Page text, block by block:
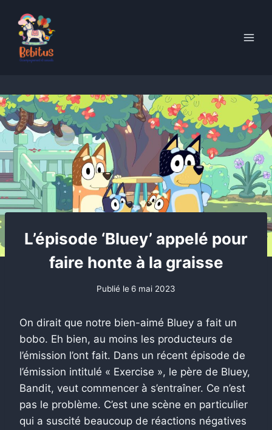
content
L’épisode ‘Bluey’ appelé pour
faire honte à la graisse
Publié le 6 mai 2023
On dirait que notre bien-aimé Bluey a fait un
bobo. Eh bien, au moins les producteurs de
l’émission l’ont fait. Dans un récent épisode de
l’émission intitulé « Exercise », le père de Bluey,
Bandit, veut commencer à s’entraîner. Ce n’est
pas le problème. C’est une scène en particulier
qui a suscité beaucoup de réactions négatives